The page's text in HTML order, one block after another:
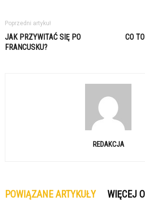
Poprzedni artykuł
JAK PRZYWITAĆ SIĘ PO
FRANCUSKU?
CO
REDAKCJA
POWIĄZANE ARTYKUŁY WIĘCEJ